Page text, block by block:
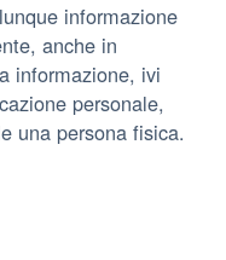
informazione
anche in
informazione, ivi
personale,
una persona fisica.